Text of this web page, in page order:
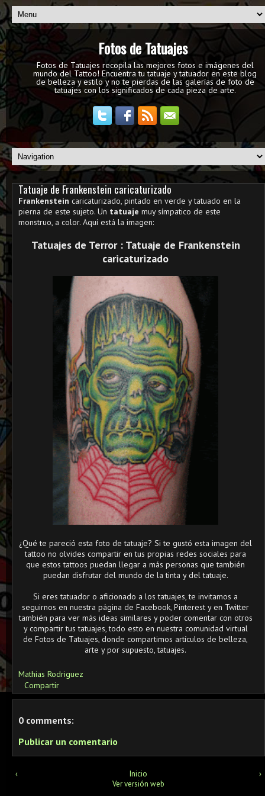
Fotos de Tatuajes
Fotos de Tatuajes recopila las mejores fotos e imágenes del
mundo del Tattoo! Encuentra tu tatuaje y tatuador en este blog
de belleza y estilo y no te pierdas de las galerías de foto de
tatuajes con los significados de cada pieza de arte.
Tatuaje de Frankenstein caricaturizado
Frankenstein caricaturizado, pintado en verde y tatuado en la
pierna de este sujeto. Un tatuaje muy símpatico de este
monstruo, a color. Aquí está la imagen:
Tatuajes de Terror : Tatuaje de Frankenstein
caricaturizado
¿Qué te pareció esta foto de tatuaje? Si te gustó esta imagen del
tattoo no olvides compartir en tus propias redes sociales para
que estos tattoos puedan llegar a más personas que también
puedan disfrutar del mundo de la tinta y del tatuaje.
Si eres tatuador o aficionado a los tatuajes, te invitamos a
seguirnos en nuestra página de Facebook, Pinterest y en Twitter
también para ver más ideas similares y poder comentar con otros
y compartir tus tatuajes, todo esto en nuestra comunidad virtual
de Fotos de Tatuajes, donde compartimos artículos de belleza,
arte y por supuesto, tatuajes.
Mathias Rodriguez
Compartir
0 comments:
Publicar un comentario
‹ ›
Inicio
Ver versión web